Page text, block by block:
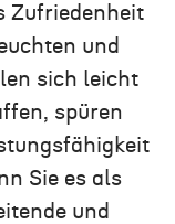
Zufriedenheit
und
sich leicht
spüren
Sie es als
und